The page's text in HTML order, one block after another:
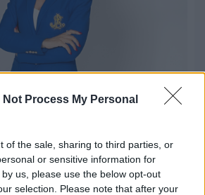
Not Process My Personal
of the sale, sharing to third parties, or
or sensitive information for
us, please use the below opt-out
selection. Please note that after your
το Open η Μίνα